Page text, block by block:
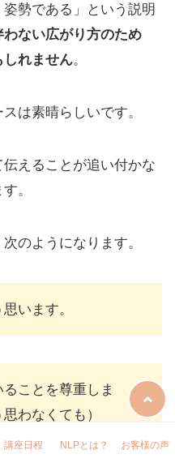
勢である」という説明
わない広がり方のため
しれません。
は素晴らしいです。
えることが追い付かな
。
のようになります。
います。
ことを尊重しま
わなくても）
講座日程 NLPとは？ お客様の声